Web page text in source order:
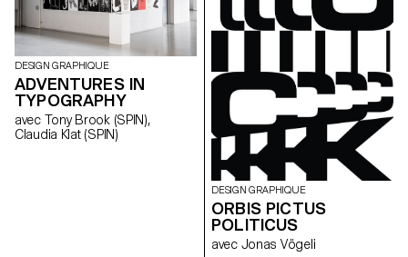
DESIGN GRAPHIQUE
ADVENTURES IN
TYPOGRAPHY
avec Tony Brook (SPIN),
Claudia Klat (SPIN)
DESIGN GRAPHIQUE
ORBIS PICTUS
POLITICUS
avec Jonas Vögeli